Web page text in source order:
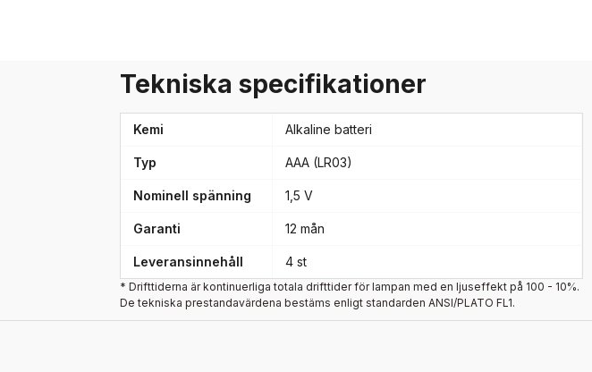
Tekniska specifikationer
Kemi Alkaline batteri
Typ AAA (LR03)
Nominell spänning 1,5 V
Garanti 12 mån
Leveransinnehåll 4 st
* Drifttiderna är kontinuerliga totala drifttider för lampan med en ljuseffekt på 100 - 10%.
De tekniska prestandavärdena bestäms enligt standarden ANSI/PLATO FL1.